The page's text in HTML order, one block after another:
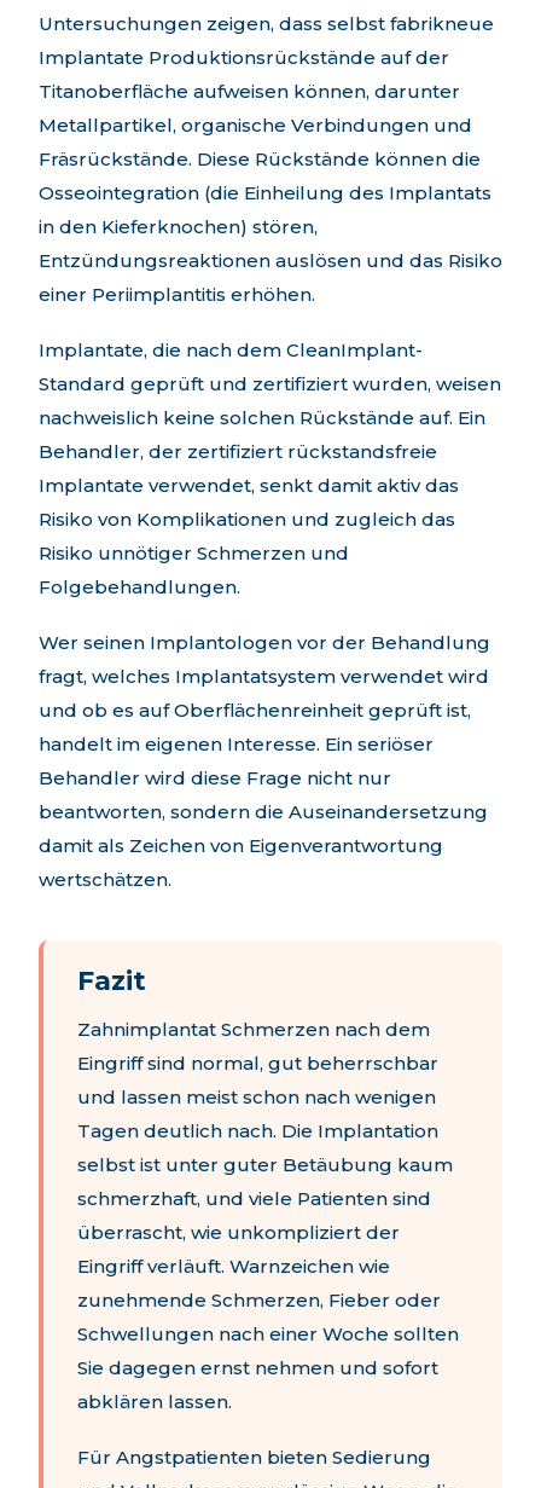
Untersuchungen zeigen, dass selbst fabrikneue
Implantate Produktionsrückstände auf der
Titanoberfläche aufweisen können, darunter
Metallpartikel, organische Verbindungen und
Fräsrückstände. Diese Rückstände können die
Osseointegration (die Einheilung des Implantats
in den Kieferknochen) stören,
Entzündungsreaktionen auslösen und das Risiko
einer Periimplantitis erhöhen.
Implantate, die nach dem CleanImplant-
Standard geprüft und zertifiziert wurden, weisen
nachweislich keine solchen Rückstände auf. Ein
Behandler, der zertifiziert rückstandsfreie
Implantate verwendet, senkt damit aktiv das
Risiko von Komplikationen und zugleich das
Risiko unnötiger Schmerzen und
Folgebehandlungen.
Wer seinen Implantologen vor der Behandlung
fragt, welches Implantatsystem verwendet wird
und ob es auf Oberflächenreinheit geprüft ist,
handelt im eigenen Interesse. Ein seriöser
Behandler wird diese Frage nicht nur
beantworten, sondern die Auseinandersetzung
damit als Zeichen von Eigenverantwortung
wertschätzen.
Fazit
Zahnimplantat Schmerzen nach dem
Eingriff sind normal, gut beherrschbar
und lassen meist schon nach wenigen
Tagen deutlich nach. Die Implantation
selbst ist unter guter Betäubung kaum
schmerzhaft, und viele Patienten sind
überrascht, wie unkompliziert der
Eingriff verläuft. Warnzeichen wie
zunehmende Schmerzen, Fieber oder
Schwellungen nach einer Woche sollten
Sie dagegen ernst nehmen und sofort
abklären lassen.
Für Angstpatienten bieten Sedierung